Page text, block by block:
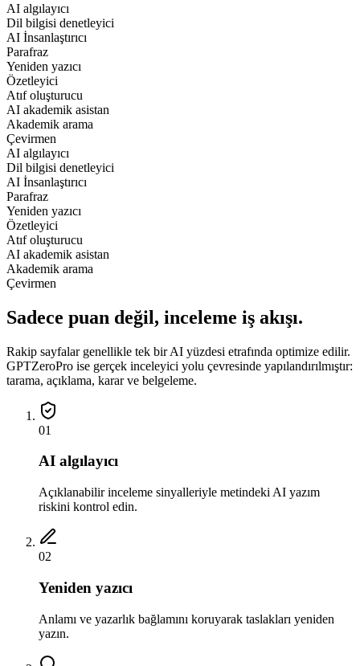
AI algılayıcı
Dil bilgisi denetleyici
AI İnsanlaştırıcı
Parafraz
Yeniden yazıcı
Özetleyici
Atıf oluşturucu
AI akademik asistan
Akademik arama
Çevirmen
AI algılayıcı
Dil bilgisi denetleyici
AI İnsanlaştırıcı
Parafraz
Yeniden yazıcı
Özetleyici
Atıf oluşturucu
AI akademik asistan
Akademik arama
Çevirmen
Sadece puan değil, inceleme iş akışı.
Rakip sayfalar genellikle tek bir AI yüzdesi etrafında optimize edilir.
GPTZeroPro ise gerçek inceleyici yolu çevresinde yapılandırılmıştır:
tarama, açıklama, karar ve belgeleme.
01
AI algılayıcı
Açıklanabilir inceleme sinyalleriyle metindeki AI yazım
riskini kontrol edin.
02
Yeniden yazıcı
Anlamı ve yazarlık bağlamını koruyarak taslakları yeniden
yazın.